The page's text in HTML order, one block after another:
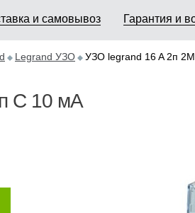
и самовывоз Гарантия и
Legrand УЗО УЗО legrand 16 A 2п
С 10 мА